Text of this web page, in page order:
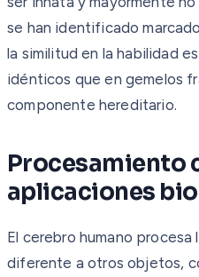
se han identificado
la similitud en la habilidad
idénticos que en gemelos
componente hereditario.
Procesamiento
aplicaciones
El cerebro humano procesa
diferente a otros objetos,